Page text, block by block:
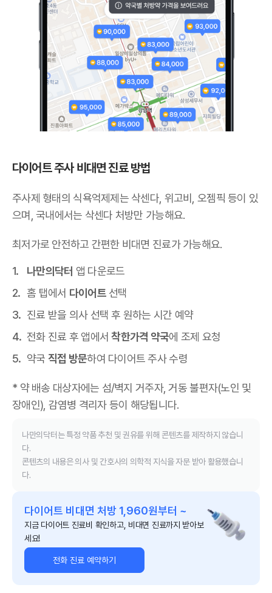
다이어트 주사 비대면 진료 방법
주사제 형태의 식욕억제제는 삭센다, 위고비, 오젬픽 등이 있
으며,국내에서는 삭센다 처방만 가능해요.
최저가로 안전하고 간편한 비대면 진료가 가능해요.
나만의닥터 앱 다운로드
홈 탭에서 다이어트선택
진료 받을 의사 선택 후 원하는 시간 예약
전화 진료 후 앱에서착한가격 약국에 조제 요청
약국 직접 방문하여 다이어트 주사 수령
* 약 배송 대상자에는 섬/벽지 거주자, 거동 불편자(노인 및
장애인), 감염병 격리자 등이 해당됩니다.
나만의닥터는 특정 약품 추천 및 권유를 위해 콘텐츠를 제작하지 않습니
다.
콘텐츠의 내용은 의사 및 간호사의 의학적 지식을 자문 받아 활용했습니
다.
다이어트 비대면 처방 1,960원부터 ~
지금 다이어트 진료비 확인하고, 비대면 진료까지 받아보
세요!
전화 진료 예약하기